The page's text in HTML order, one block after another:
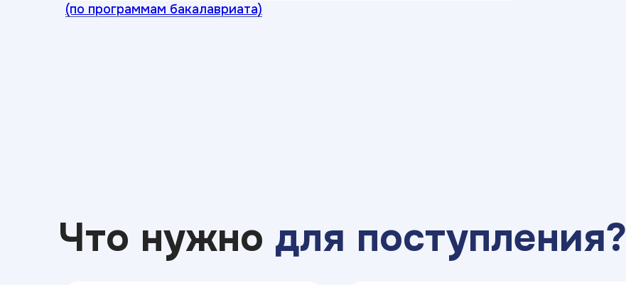
(по программам бакалавриата)
Что нужно для поступления?